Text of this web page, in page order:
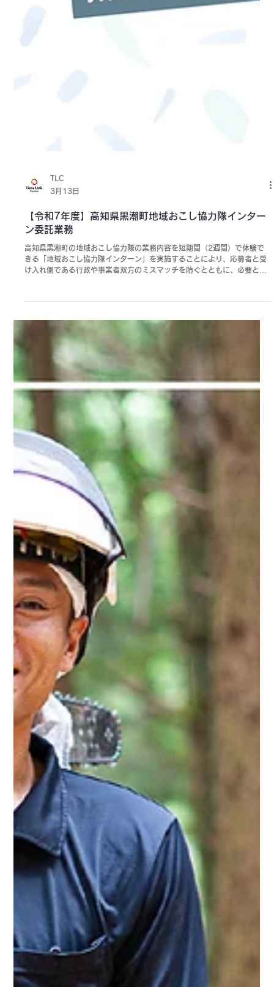
TLC
3月13日
【令和7年度】高知県黒潮町地域おこし協力隊インター
ン委託業務
高知県黒潮町の地域おこし協力隊の業務内容を短期間（2週間）で体験で
きる「地域おこし協力隊インターン」を実施することにより、応募者と受
け入れ側である行政や事業者双方のミスマッチを防ぐとともに、必要とす
る人材の確保を図ること。 高知県黒潮町企画調整室 「地域おこし協力隊
インターン」の企画・運営・広告運用・オンライン説明会の運営・参加者
との個別面談・フォローアップなどを実施した。 ・ミスマッチ防止のた
め、応募者全員との個別面談を実施した上で参加者を確定。 ・事前に参加
希望者向けの説明会を開催。インターンへの事前理解が深まり、より意欲
の高い人材の集客に繋がった。